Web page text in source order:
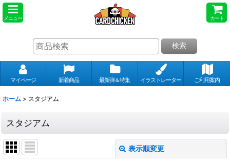
メニュー カート
検索
マイページ 新着商品 最新弾＆特集 イラストレーター ご利用案内
ホーム > スタジアム
スタジアム
表示順変更